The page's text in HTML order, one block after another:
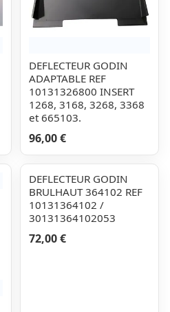
DEFLECTEUR GODIN
ADAPTABLE REF
10131326800 INSERT
1268, 3168, 3268, 3368
et 665103.
96,00 €
DEFLECTEUR GODIN
BRULHAUT 364102 REF
10131364102 /
30131364102053
72,00 €